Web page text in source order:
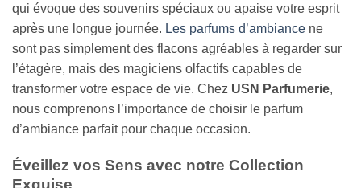
qui évoque des souvenirs spéciaux ou apaise votre esprit
après une longue journée. Les parfums d’ambiance ne
sont pas simplement des flacons agréables à regarder sur
l’étagère, mais des magiciens olfactifs capables de
transformer votre espace de vie. Chez USN Parfumerie,
nous comprenons l’importance de choisir le parfum
d’ambiance parfait pour chaque occasion.
Éveillez vos Sens avec notre Collection
Exquise